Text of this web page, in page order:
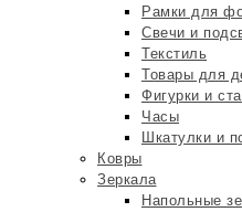
Рамки для
Свечи и
Текстиль
Товары для
Фигурки и
Часы
Шкатулки и
Ковры
Зеркала
Напольные